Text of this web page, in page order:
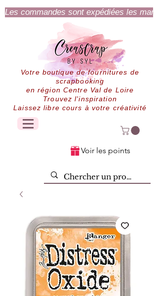
Les commandes sont expédiées les
Votre boutique de fournitures de
scrapbooking
en région Centre Val de Loire
Trouvez l'inspiration
Laissez libre cours à votre créativité
Voir les points